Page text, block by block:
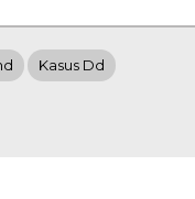
Kasus Dd